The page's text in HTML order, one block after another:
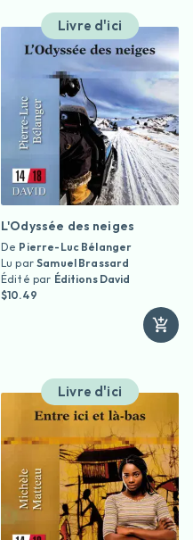
Livre d'ici
L'Odyssée des neiges
De Pierre-Luc Bélanger
Lu parSamuel Brassard
Édité par Éditions David
$10.49
Livre d'ici